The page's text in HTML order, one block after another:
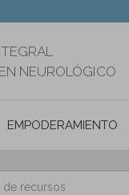
NEUROLÓGICO
EMPODERAMIENTO